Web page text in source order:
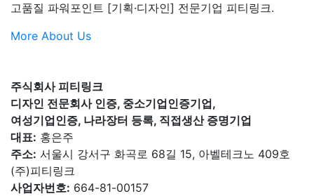
고품질 파워포인트 [기획·디자인] 전문기업 피티링크.
More About Us
주식회사 피티링크
디자인 전문회사 인증, 중소기업인증기업,
여성기업인증, 나라장터 등록, 직접생산 증명기업
대표: 홍은주
주소: 서울시 강서구 화곡로 68길 15, 아벨테크노 409호
(주)피티링크
사업자번호: 664-81-00157